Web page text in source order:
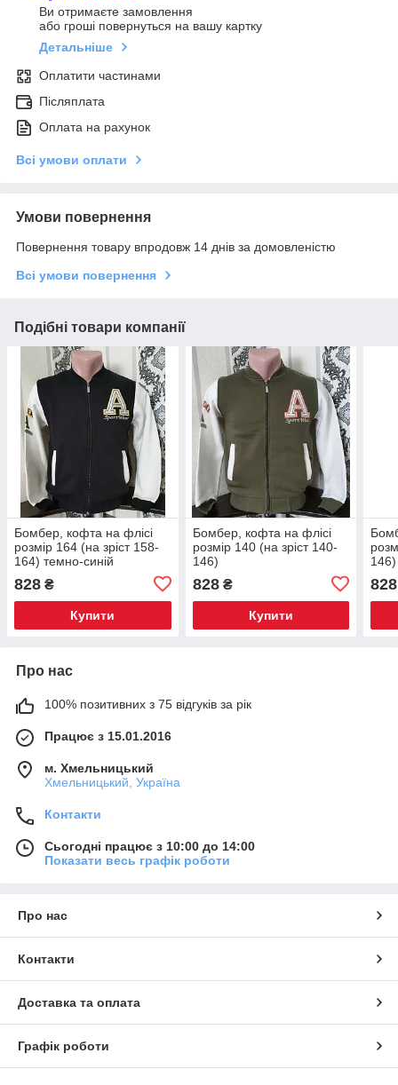
Ви отримаєте замовлення
або гроші повернуться на вашу картку
Детальніше
Оплатити частинами
Післяплата
Оплата на рахунок
Всі умови оплати
Умови повернення
Повернення товару впродовж 14 днів за домовленістю
Всі умови повернення
Подібні товари компанії
Бомбер, кофта на флісі
розмір 164 (на зріст 158-
164) темно-синій
828 ₴
Купити
Бомбер, кофта на флісі
розмір 140 (на зріст 140-
146)
828₴
Купити
146)
828
Про нас
100% позитивних з 75 відгуків за рік
Працює з 15.01.2016
м. Хмельницький
Хмельницький, Україна
Контакти
Сьогодні працює з 10:00 до 14:00
Показати весь графік роботи
Про нас
Контакти
Доставка та оплата
Графік роботи